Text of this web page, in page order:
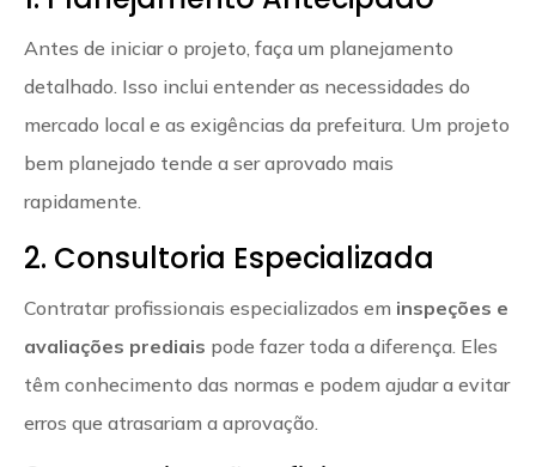
Antes de iniciar o projeto, faça um planejamento
detalhado. Isso inclui entender as necessidades do
mercado local e as exigências da prefeitura. Um projeto
bem planejado tende a ser aprovado mais
rapidamente.
2. Consultoria Especializada
Contratar profissionais especializados em inspeções e
avaliações prediais pode fazer toda a diferença. Eles
têm conhecimento das normas e podem ajudar a evitar
erros que atrasariam a aprovação.